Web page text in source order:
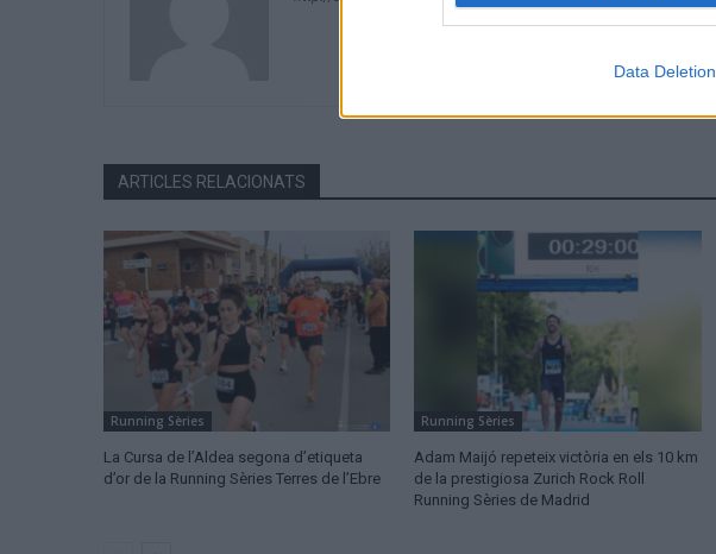
Data Deletion
ARTICLES RELACIONATS
Running Sèries
La Cursa de l’Aldea segona d’etiqueta
d’or de la Running Sèries Terres de l’Ebre
Running Sèries
Adam Maijó repeteix victòria en els 10 km
de la prestigiosa Zurich Rock Roll
Running Sèries de Madrid